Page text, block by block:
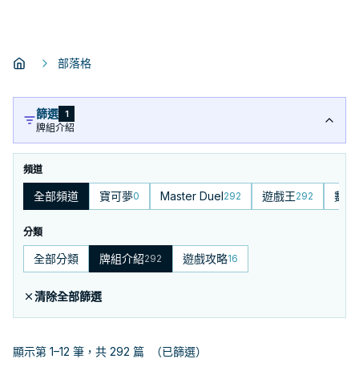
部落格
篩選 1
牌組介紹
頻道
全部頻道 寶可夢0 Master Duel292 遊戲王292 數
分類
全部分類 牌組介紹292 遊戲攻略16
清除全部篩選
顯示第 1–12 筆，共 292 篇 （已篩選）